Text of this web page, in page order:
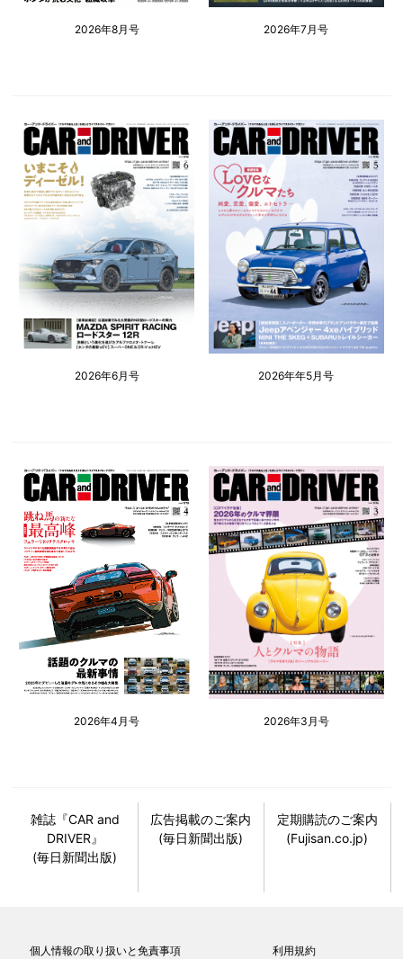
2026年8月号 2026年7月号
2026年6月号 2026年年5月号
2026年4月号 2026年3月号
雑誌『CAR and
DRIVER』
(毎日新聞出版)
広告掲載のご案内
(毎日新聞出版)
定期購読のご案内
(Fujisan.co.jp)
個人情報の取り扱いと免責事項 利用規約